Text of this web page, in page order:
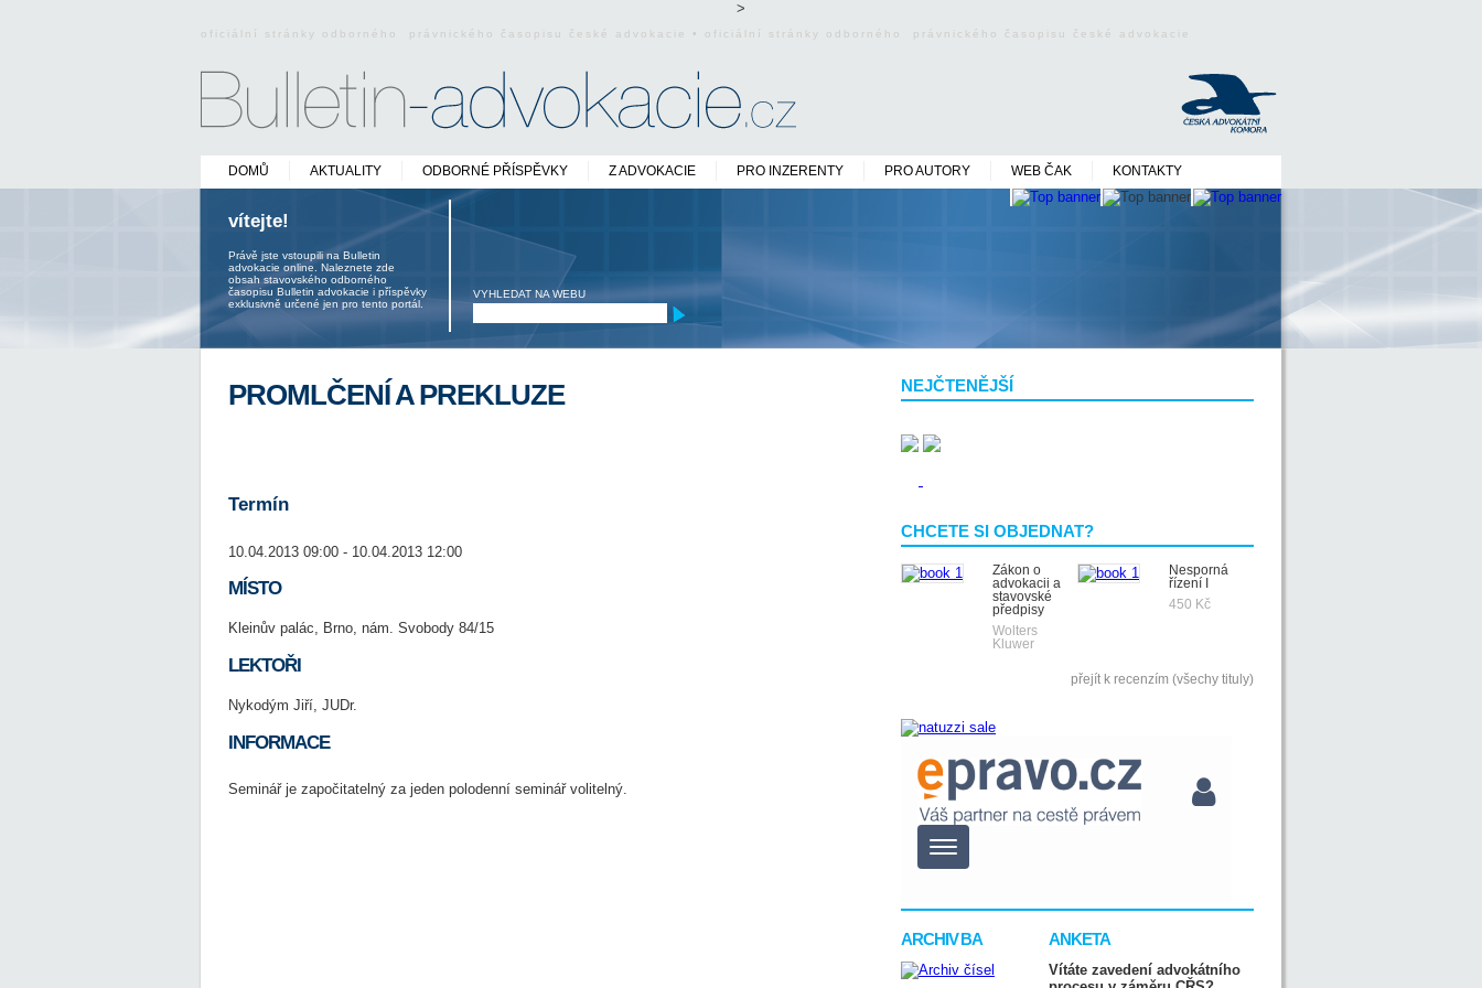
>
oficiální stránky odborného právnického časopisu české advokacie • oficiální stránky odborného právnického časopisu české advokacie
DOMŮ AKTUALITY ODBORNÉ PŘÍSPĚVKY Z ADVOKACIE PRO INZERENTY PRO AUTORY WEB ČAK KONTAKTY
vítejte!
Právě jste vstoupili na Bulletin
advokacie online. Naleznete zde
obsah stavovského odborného
časopisu Bulletin advokacie i příspěvky
exklusivně určené jen pro tento portál.
VYHLEDAT NA WEBU
NEJČTENĚJŠÍ
CHCETE SI OBJEDNAT?
Zákon o
advokacii a
stavovské
předpisy
Wolters
Kluwer
Nesporná
řízení I
450 Kč
přejít k recenzím (všechy tituly)
ARCHIV BA ANKETA
Vítáte zavedení advokátního
PROMLČENÍ A PREKLUZE
Termín
10.04.2013 09:00 - 10.04.2013 12:00
MÍSTO
Kleinův palác, Brno, nám. Svobody 84/15
LEKTOŘI
Nykodým Jiří, JUDr.
INFORMACE
Seminář je započitatelný za jeden polodenní seminář volitelný.